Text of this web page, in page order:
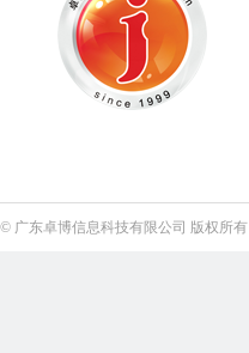
© 广东卓博信息科技有限公司 版权所有